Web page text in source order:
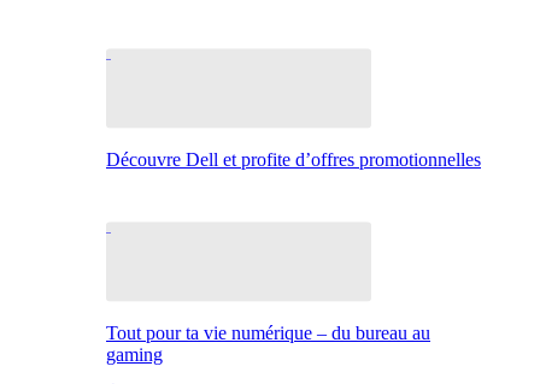
Découvre Dell et profite d’offres promotionnelles
Tout pour ta vie numérique – du bureau au
gaming